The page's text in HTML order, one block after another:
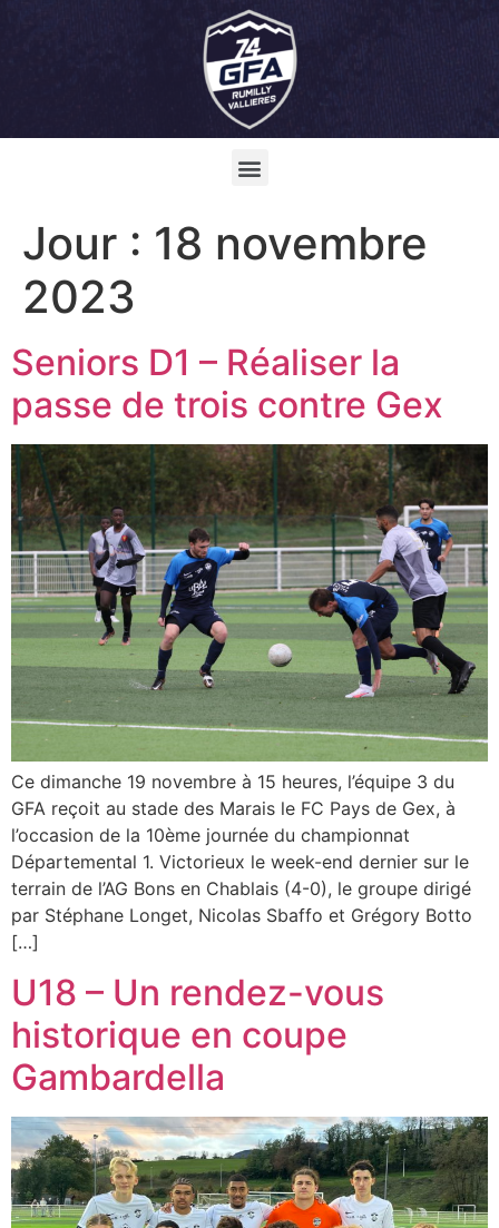
Jour : 18 novembre
2023
Seniors D1 – Réaliser la
passe de trois contre Gex
Ce dimanche 19 novembre à 15 heures, l’équipe 3 du
GFA reçoit au stade des Marais le FC Pays de Gex, à
l’occasion de la 10ème journée du championnat
Départemental 1. Victorieux le week-end dernier sur le
terrain de l’AG Bons en Chablais (4-0), le groupe dirigé
par Stéphane Longet, Nicolas Sbaffo et Grégory Botto
[…]
U18 – Un rendez-vous
historique en coupe
Gambardella